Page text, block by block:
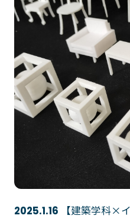
大学コース
学院のご紹介
建学の精神・学院長挨拶
教育方針
学科一覧
WEBエントリー・WEB出
東京工学院専門
コンサート・イベント科
映像メディア学科
2025.1.16
【建築学科×